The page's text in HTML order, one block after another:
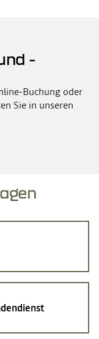
-
Buchung oder
Sie in unseren